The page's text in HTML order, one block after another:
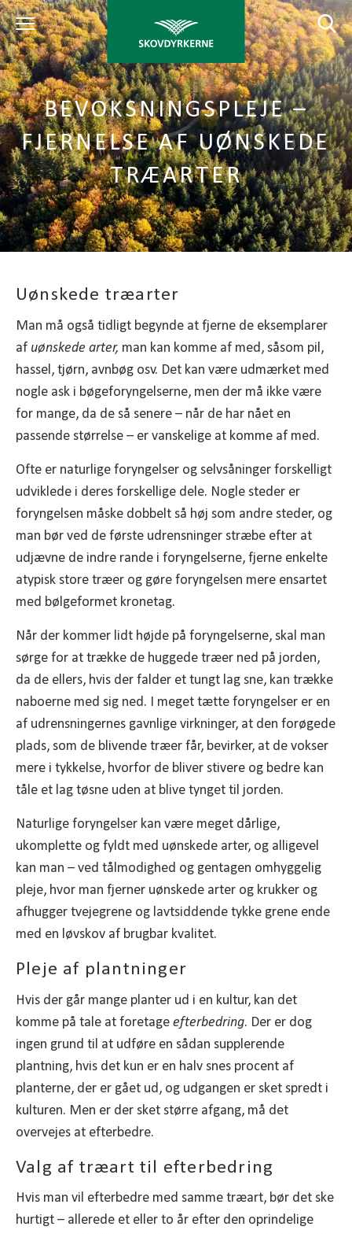
BEVOKSNINGSPLEJE –
FJERNELSE AF UØNSKEDE
TRÆARTER
Uønskede træarter
Man må også tidligt begynde at fjerne de eksemplarer
af uønskede arter, man kan komme af med, såsom pil,
hassel, tjørn, avnbøg osv. Det kan være udmærket med
nogle ask i bøgeforyngelserne, men der må ikke være
for mange, da de så senere – når de har nået en
passende størrelse – er vanskelige at komme af med.
Ofte er naturlige foryngelser og selvsåninger forskelligt
udviklede i deres forskellige dele. Nogle steder er
foryngelsen måske dobbelt så høj som andre steder, og
man bør ved de første udrensninger stræbe efter at
udjævne de indre rande i foryngelserne, fjerne enkelte
atypisk store træer og gøre foryngelsen mere ensartet
med bølgeformet kronetag.
Når der kommer lidt højde på foryngelserne, skal man
sørge for at trække de huggede træer ned på jorden,
da de ellers, hvis der falder et tungt lag sne, kan trække
naboerne med sig ned. I meget tætte foryngelser er en
af udrensningernes gavnlige virkninger, at den forøgede
plads, som de blivende træer får, bevirker, at de vokser
mere i tykkelse, hvorfor de bliver stivere og bedre kan
tåle et lag tøsne uden at blive tynget til jorden.
Naturlige foryngelser kan være meget dårlige,
ukomplette og fyldt med uønskede arter, og alligevel
kan man – ved tålmodighed og gentagen omhyggelig
pleje, hvor man fjerner uønskede arter og krukker og
afhugger tvejegrene og lavtsiddende tykke grene ende
med en løvskov af brugbar kvalitet.
Pleje af plantninger
Hvis der går mange planter ud i en kultur, kan det
komme på tale at foretage efterbedring. Der er dog
ingen grund til at udføre en sådan supplerende
plantning, hvis det kun er en halv snes procent af
planterne, der er gået ud, og udgangen er sket spredt i
kulturen. Men er der sket større afgang, må det
overvejes at efterbedre.
Valg af træart til efterbedring
Hvis man vil efterbedre med samme træart, bør det ske
hurtigt – allerede et eller to år efter den oprindelige